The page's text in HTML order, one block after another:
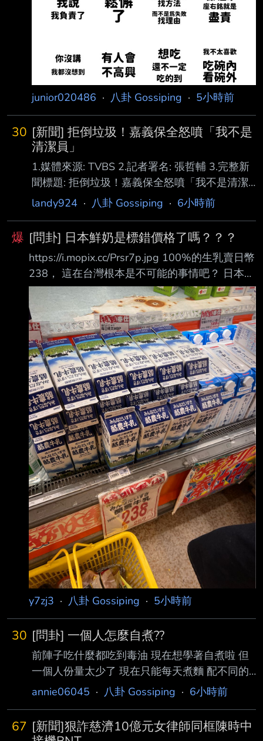
junior020486 · 八卦 Gossiping · 5小時前
30 [新聞] 拒倒垃圾！嘉義保全怒噴「我不是
清潔員」
1.媒體來源: TVBS 2.記者署名: 張哲輔 3.完整新
聞標題: 拒倒垃圾！嘉義保全怒噴「我不是清潔
員」 上班3天秒被開除 4.完整新聞內文: 一名陳
上班短短3天，就因為拒絕清理管 理室衛生、倒
垃圾，甚至對沒帶車道遙控器的住戶怒目相向，
當場遭管委會解僱。陳男不 服，認為自己遭到
無故解僱，向法院提起訴訟，要求確認僱傭關係
存在，並索討2年的薪 資。嘉義地方法院審理
後，認定陳男確實「不能勝任工作」，管委會終
止契約合法，判決 陳男敗訴，管委會僅需支付
其上班3天應得的薪
landy924 · 八卦 Gossiping · 6小時前
爆 [問卦] 日本鮮奶是標錯價格了嗎？？？
https://i.mopix.cc/Prsr7p.jpg 100%的生乳賣日幣
238， 這在台灣根本是不可能的事情吧？ 日本鮮
奶是標錯價格了嗎？？？ 有沒有八卦呢？ --
y7zj3 · 八卦 Gossiping · 5小時前
30 [問卦] 一個人怎麼自煮??
前陣子吃什麼都吃到毒油 現在想學著自煮啦 但
一個人份量太少了 現在只能每天煮麵 配不同的
罐頭來拌麵吃 感覺有點膩了 有沒有料理高手可
--
annie06045 · 八卦 Gossiping · 6小時前
67 [新聞]狠詐慈濟10億元女律師同框陳時中